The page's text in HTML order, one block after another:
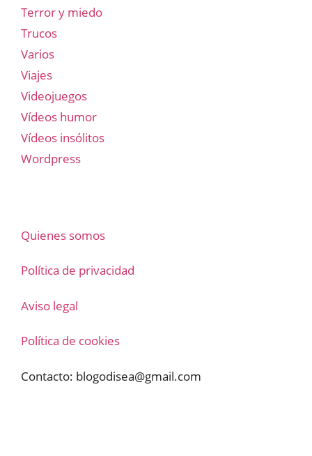
Terror y miedo
Trucos
Varios
Viajes
Videojuegos
Vídeos humor
Vídeos insólitos
Wordpress
Quienes somos
Política de privacidad
Aviso legal
Política de cookies
Contacto: blogodisea@gmail.com